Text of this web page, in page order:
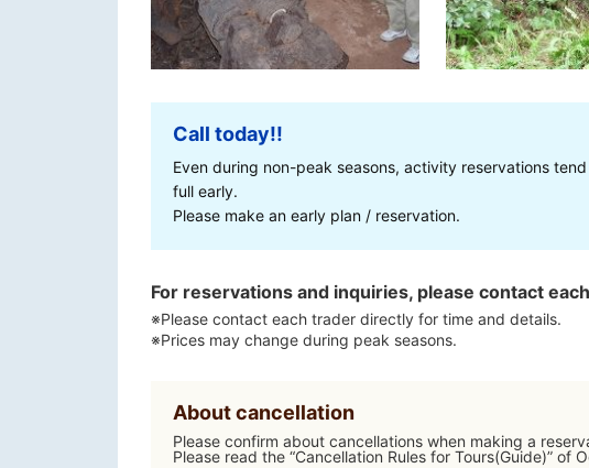
Call today!!
Even during non-peak seasons, activity reservations
full early.
Please make an early plan / reservation.
For reservations and inquiries, please contact
※Please contact each trader directly for time and details.
※Prices may change during peak seasons.
About cancellation
Please confirm about cancellations when making a
Please read the “Cancellation Rules for Tours(Guide)” of